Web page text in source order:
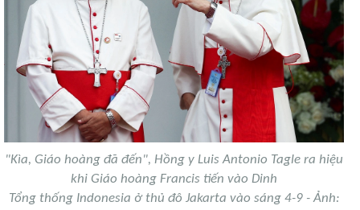
"Kìa, Giáo hoàng đã đến", Hồng y Luis Antonio Tagle ra hiệu
khi Giáo hoàng Francis tiến vào Dinh
Tổng thống Indonesia ở thủ đô Jakarta vào sáng 4-9 - Ảnh: